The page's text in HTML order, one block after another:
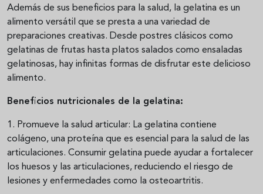
Además de sus beneficios para la salud, la gelatina es un
alimento versátil que se presta a una variedad de
preparaciones creativas. Desde postres clásicos como
gelatinas de frutas hasta platos salados como ensaladas
gelatinosas, hay infinitas formas de disfrutar este delicioso
alimento.
Beneficios nutricionales de la gelatina:
1. Promueve la salud articular: La gelatina contiene
colágeno, una proteína que es esencial para la salud de las
articulaciones. Consumir gelatina puede ayudar a fortalecer
los huesos y las articulaciones, reduciendo el riesgo de
lesiones y enfermedades como la osteoartritis.